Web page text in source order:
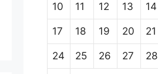
10 11 12 13 14
17 18 19 20 21
24 25 26 27 28